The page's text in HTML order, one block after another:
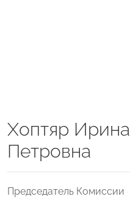
Хоптяр Ирина
Петровна
Председатель Комиссии